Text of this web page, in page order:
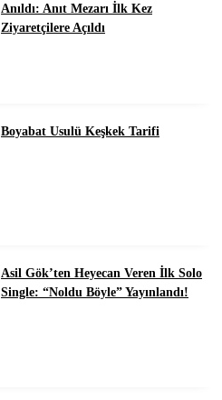
Anıldı: Anıt Mezarı İlk Kez
Ziyaretçilere Açıldı
Boyabat Usulü Keşkek Tarifi
Asil Gök’ten Heyecan Veren İlk Solo
Single: “Noldu Böyle” Yayınlandı!